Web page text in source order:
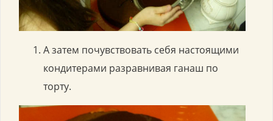
А затем почувствовать себя настоящими
кондитерами разравнивая ганаш по
торту.